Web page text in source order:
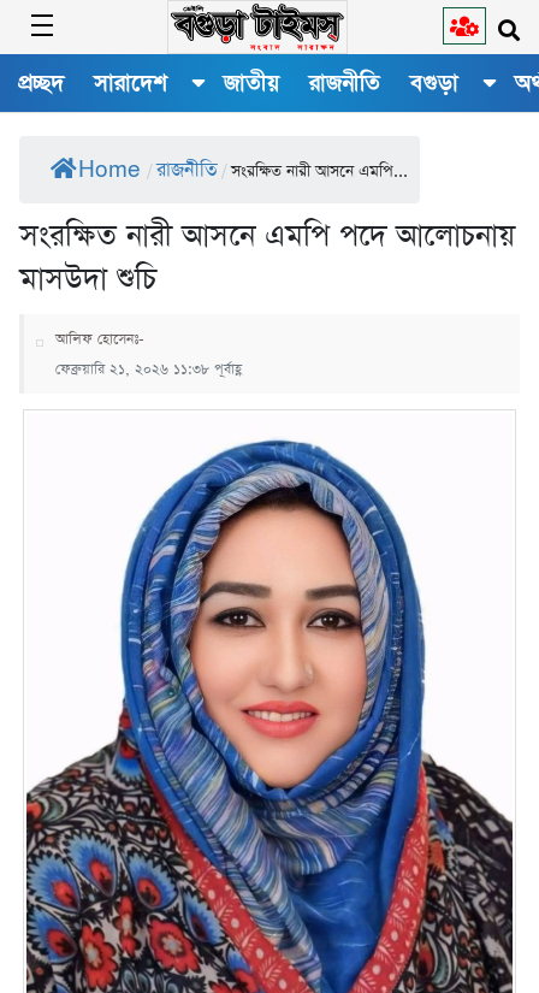
প্রচ্ছদ সারাদেশ জাতীয় রাজনীতি বগুড়া
Home / রাজনীতি / সংরক্ষিত নারী আসনে এমপি...
সংরক্ষিত নারী আসনে এমপি পদে আলোচনায়
মাসউদা শুচি
আলিফ হোসেনঃ-
ফেব্রুয়ারি ২১, ২০২৬ ১১:৩৮ পূর্বাহ্ণ